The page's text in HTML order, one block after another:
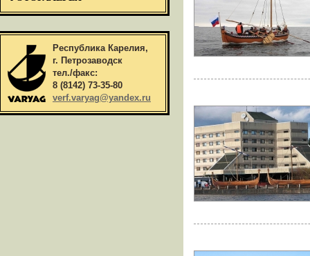
Республика Карелия,
г. Петрозаводск
тел./факс:
8 (8142) 73-35-80
verf.varyag@yandex.ru